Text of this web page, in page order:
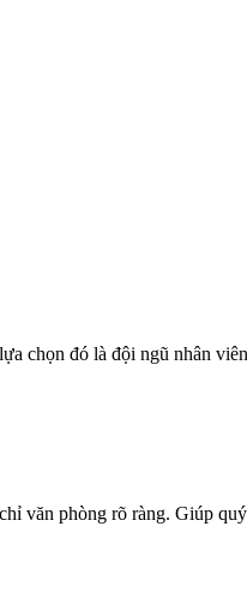
chọn đó là đội ngũ nhân
văn phòng rõ ràng. Giúp